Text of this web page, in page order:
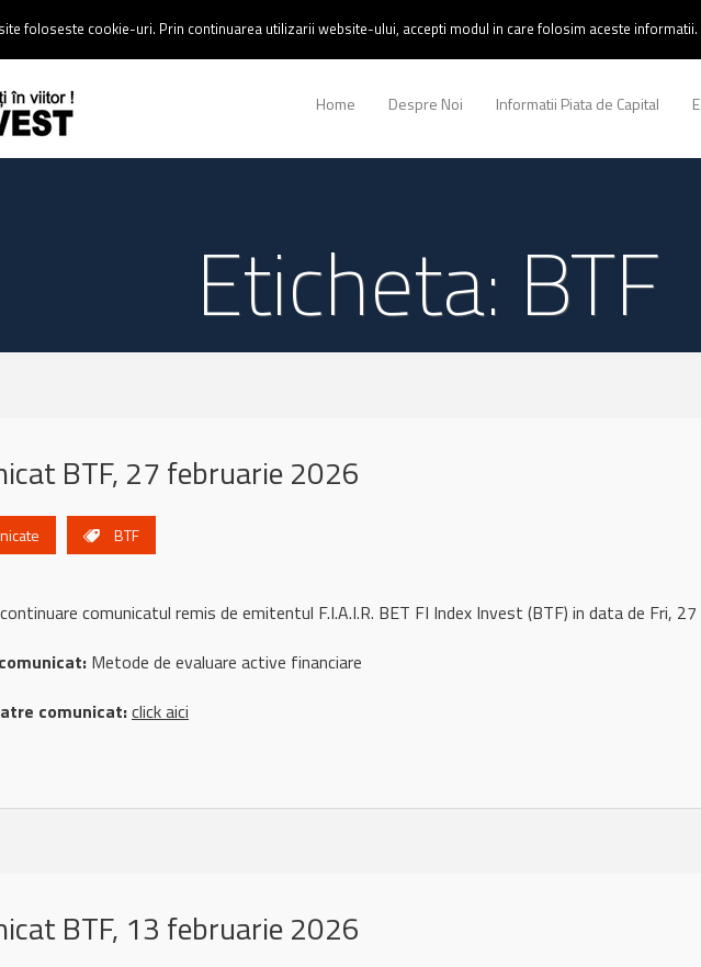
:contact@estinvest.ro
Home Despre Noi Informatii Piata de Capital
Eticheta: BTF
BTF, 27 februarie 2026
BTF
comunicatul remis de emitentul F.I.A.I.R. BET FI Index Invest (BTF) in data de Fri,
Metode de evaluare active financiare
comunicat:click aici
BTF, 13 februarie 2026
foloseste cookie-uri. Prin continuarea utilizarii website-ului, accepti modul in care folosim aceste informatii.